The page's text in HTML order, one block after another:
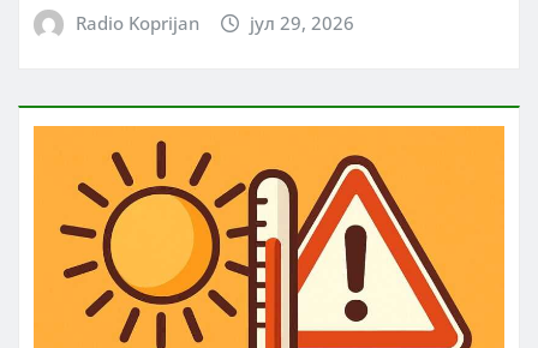
Radio Koprijan јул 29, 2026